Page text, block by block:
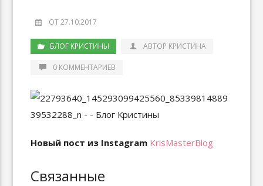
ОТ 27.10.2017
БЛОГ КРИСТИНЫ АВТОР КРИСТИНА
0 КОММЕНТАРИЕВ
Новый пост из Instagram KrisMasterBlog
Связанные